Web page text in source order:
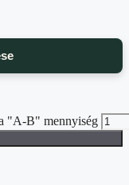
"A-B" mennyiség